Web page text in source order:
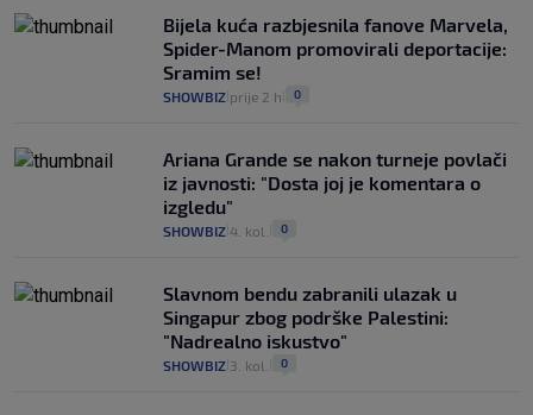
Bijela kuća razbjesnila fanove Marvela,
Spider-Manom promovirali deportacije:
Sramim se!
SHOWBIZ prije 2 h 0
Ariana Grande se nakon turneje povlači
iz javnosti: "Dosta joj je komentara o
izgledu"
SHOWBIZ 4. kol. 0
Slavnom bendu zabranili ulazak u
Singapur zbog podrške Palestini:
"Nadrealno iskustvo"
SHOWBIZ 3. kol. 0